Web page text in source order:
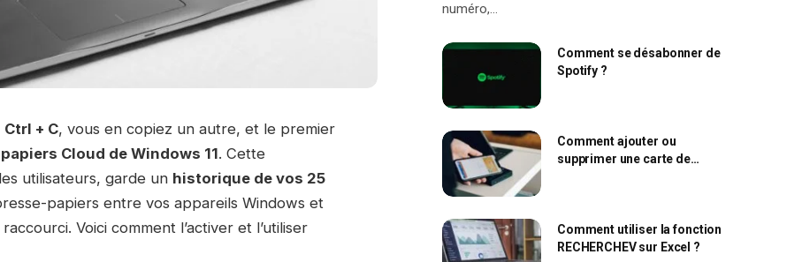
Ctrl + C, vous en copiez un autre, et le premier
Cloud de Windows 11. Cette
utilisateurs, garde un historique de vos 25
papiers entre vos appareils Windows et
Voici comment l’activer et l’utiliser
numéro,…
Comment se désabonner de
Spotify ?
Comment ajouter ou
supprimer une carte de
Comment utiliser la fonction
RECHERCHEV sur Excel ?